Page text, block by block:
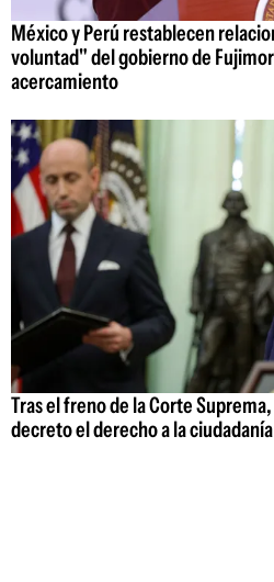
México y Perú restablecen
voluntad" del gobierno de
acercamiento
Tras el freno de la Corte
decreto el derecho a la